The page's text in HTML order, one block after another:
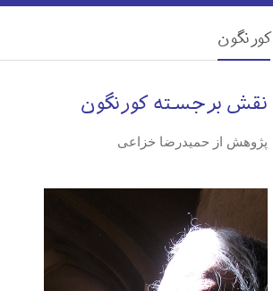
کورنگون
نقش برجسته کورنگون
پژوهش از حمیدرضا خزاعی